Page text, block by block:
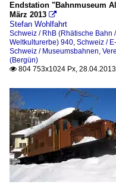
Endstation "Bahnmuseum
März 2013 
Stefan Wohlfahrt
Schweiz / RhB (Rhätische Bahn
Weltkulturerbe) 940, Schweiz /
Schweiz / Museumsbahnen,
(Bergün)
 804 753x1024 Px, 28.04.2013